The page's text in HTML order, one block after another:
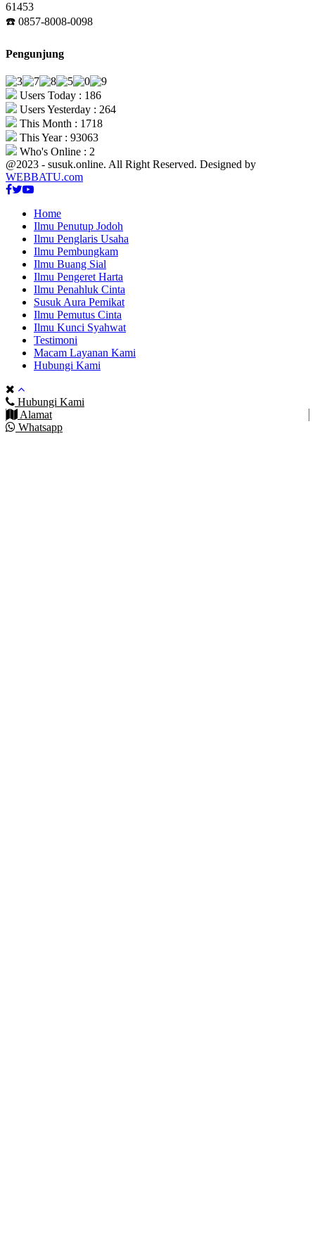
61453
☎️ 0857-8008-0098
Pengunjung
Users Today : 186
Users Yesterday : 264
This Month : 1718
This Year : 93063
Who's Online : 2
@2023 - susuk.online. All Right Reserved. Designed by
WEBBATU.com
Facebook
Twitter
Youtube
Home
Ilmu Penutup Jodoh
Ilmu Penglaris Usaha
Ilmu Pembungkam
Ilmu Buang Sial
Ilmu Pengeret Harta
Ilmu Penahluk Cinta
Susuk Aura Pemikat
Ilmu Pemutus Cinta
Ilmu Kunci Syahwat
Testimoni
Macam Layanan Kami
Hubungi Kami
Hubungi Kami
Alamat
Whatsapp